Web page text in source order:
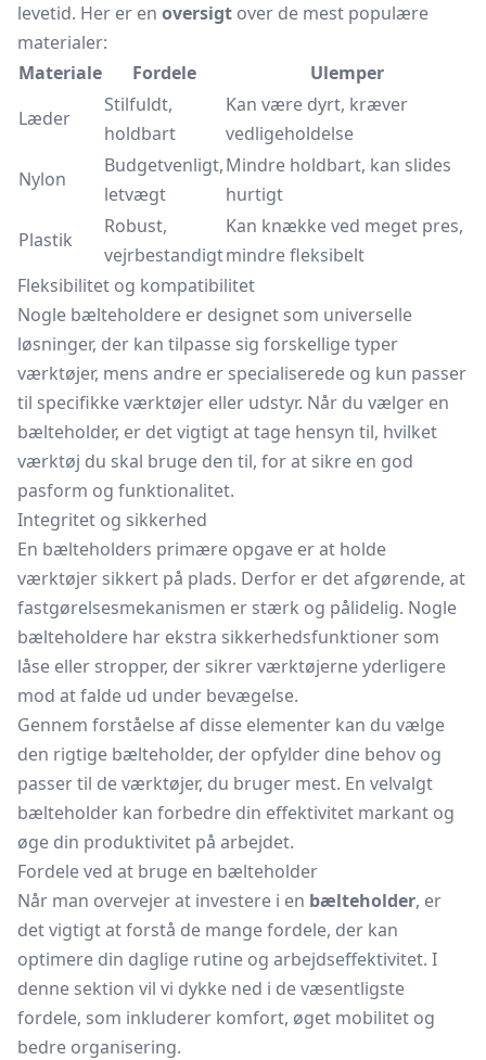
levetid. Her er en oversigt over de mest populære
materialer:
Materiale
Fordele
Ulemper
Læder
Stilfuldt,
holdbart
Kan være dyrt, kræver
vedligeholdelse
Nylon
Budgetvenligt,
letvægt
Mindre holdbart, kan slides
hurtigt
Plastik
Robust,
vejrbestandigt
Kan knække ved meget pres,
mindre fleksibelt
Fleksibilitet og kompatibilitet
Nogle bælteholdere er designet som universelle
løsninger, der kan tilpasse sig forskellige typer
værktøjer, mens andre er specialiserede og kun passer
til specifikke værktøjer eller udstyr. Når du vælger en
bælteholder, er det vigtigt at tage hensyn til, hvilket
værktøj du skal bruge den til, for at sikre en god
pasform og funktionalitet.
Integritet og sikkerhed
En bælteholders primære opgave er at holde
værktøjer sikkert på plads. Derfor er det afgørende, at
fastgørelsesmekanismen er stærk og pålidelig. Nogle
bælteholdere har ekstra sikkerhedsfunktioner som
låse eller stropper, der sikrer værktøjerne yderligere
mod at falde ud under bevægelse.
Gennem forståelse af disse elementer kan du vælge
den rigtige bælteholder, der opfylder dine behov og
passer til de værktøjer, du bruger mest. En velvalgt
bælteholder kan forbedre din effektivitet markant og
øge din produktivitet på arbejdet.
Fordele ved at bruge en bælteholder
Når man overvejer at investere i en bælteholder, er
det vigtigt at forstå de mange fordele, der kan
optimere din daglige rutine og arbejdseffektivitet. I
denne sektion vil vi dykke ned i de væsentligste
fordele, som inkluderer komfort, øget mobilitet og
bedre organisering.